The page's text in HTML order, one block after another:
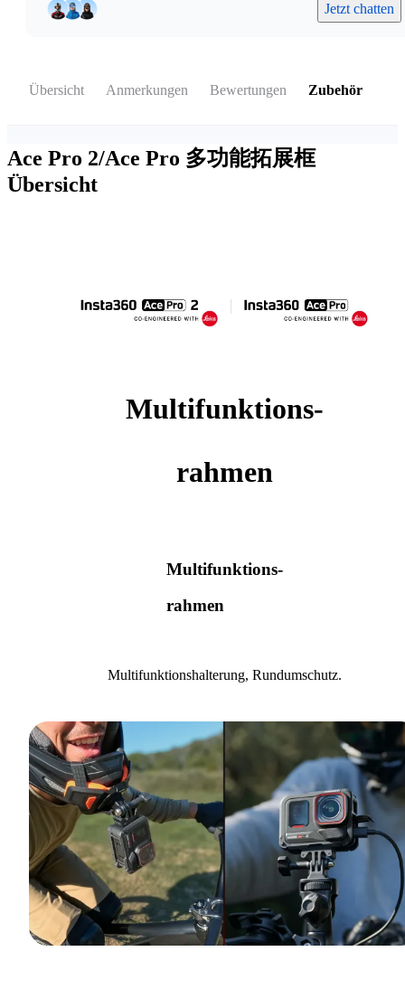
Jetzt chatten
Übersicht Anmerkungen Bewertungen Zubehör
Ace Pro 2/Ace Pro 多功能拓展框
Übersicht
Multifunktions-
rahmen
Multifunktions-
rahmen
Multifunktionshalterung, Rundumschutz.